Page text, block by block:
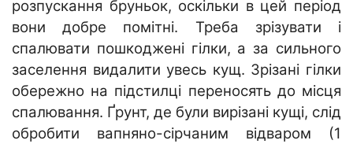
розпускання бруньок, оскільки в цей період
вони добре помітні. Треба зрізувати і
спалювати пошкоджені гілки, а за сильного
заселення видалити увесь кущ. Зрізані гілки
обережно на підстилці переносять до місця
спалювання. Ґрунт, де були вирізані кущі, слід
обробити вапняно-сірчаним відваром (1